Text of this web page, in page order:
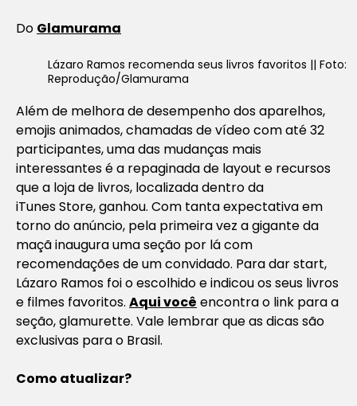
Do Glamurama
Lázaro Ramos recomenda seus livros favoritos || Foto:
Reprodução/Glamurama
Além de melhora de desempenho dos aparelhos,
emojis animados, chamadas de vídeo com até 32
participantes, uma das mudanças mais
interessantes é a repaginada de layout e recursos
que a loja de livros, localizada dentro da
iTunes Store, ganhou. Com tanta expectativa em
torno do anúncio, pela primeira vez a gigante da
maçã inaugura umaseção por lá com
recomendações de um convidado. Para dar start,
Lázaro Ramos foi o escolhido e indicou os seus livros
e filmes favoritos. Aqui você encontra o link para a
seção, glamurette. Vale lembrar que as dicassão
exclusivas para o Brasil.
Como atualizar?